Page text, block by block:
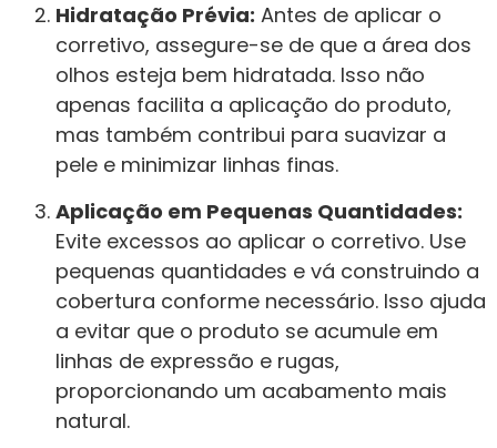
Hidratação Prévia: Antes de aplicar o
corretivo, assegure-se de que a área dos
olhos esteja bem hidratada. Isso não
apenas facilita a aplicação do produto,
mas também contribui para suavizar a
pele e minimizar linhas finas.
Aplicação em Pequenas Quantidades:
Evite excessos ao aplicar o corretivo. Use
pequenas quantidades e vá construindo a
cobertura conforme necessário. Isso ajuda
a evitar que o produto se acumule em
linhas de expressão e rugas,
proporcionando um acabamento mais
natural.